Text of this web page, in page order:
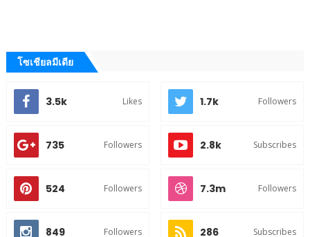
โซเชียลมีเดีย
3.5k Likes 1.7k Followers
735 Followers 2.8k Subscribes
524 Followers 7.3m Followers
849 Followers 286 Subscribes